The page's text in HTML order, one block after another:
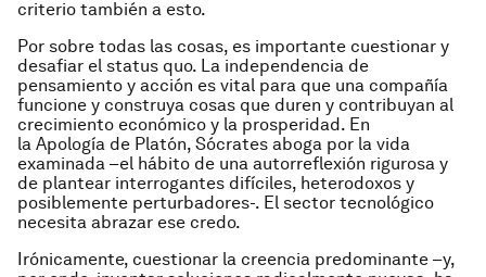
criterio también a esto.
Por sobre todas las cosas, es importante cuestionar y
desafiar el status quo. La independencia de
pensamiento y acción es vital para que una compañía
funcione y construya cosas que duren y contribuyan al
crecimiento económico y la prosperidad. En
la Apología de Platón, Sócrates aboga por la vida
examinada –el hábito de una autorreflexión rigurosa y
de plantear interrogantes difíciles, heterodoxos y
posiblemente perturbadores-. El sector tecnológico
necesita abrazar ese credo.
Irónicamente, cuestionar la creencia predominante –y,